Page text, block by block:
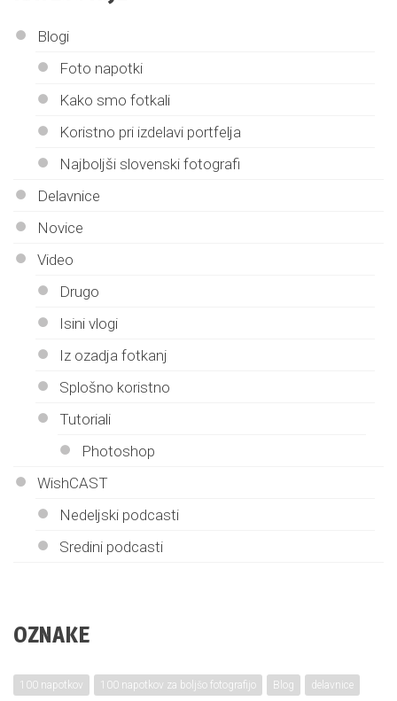
Blogi
Foto napotki
Kako smo fotkali
Koristno pri izdelavi portfelja
Najboljši slovenski fotografi
Delavnice
Novice
Video
Drugo
Isini vlogi
Iz ozadja fotkanj
Splošno koristno
Tutoriali
Photoshop
WishCAST
Nedeljski podcasti
Sredini podcasti
OZNAKE
100 napotkov 100 napotkov za boljšo fotografijo Blog delavnice